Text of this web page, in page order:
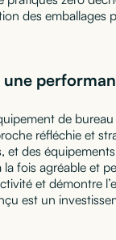
des emballages
de
réfléchie et
et des
fois agréable et
et démontre
est un